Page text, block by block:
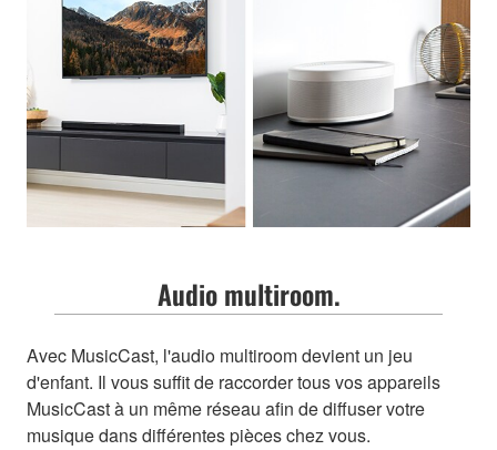
Audio multiroom.
Avec MusicCast, l'audio multiroom devient un jeu
d'enfant. Il vous suffit de raccorder tous vos appareils
MusicCast à un même réseau afin de diffuser votre
musique dans différentes pièces chez vous.